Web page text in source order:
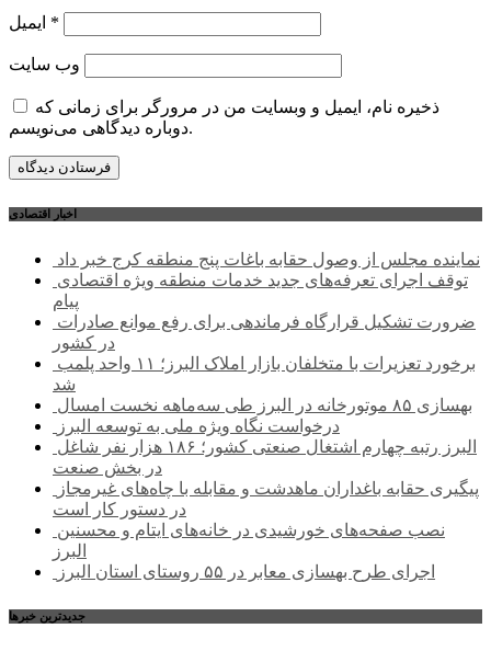
*
وب‌ سایت
ذخیره نام، ایمیل و وبسایت من در مرورگر برای زمانی که
دوباره دیدگاهی می‌نویسم.
اخبار اقتصادی
نماینده مجلس از وصول حقابه باغات پنج منطقه کرج خبر داد
پیام
در کشور
شد
بهسازی ۸۵ موتورخانه در البرز طی سه‌ماهه نخست امسال
درخواست نگاه ویژه ملی به توسعه البرز
در بخش صنعت
در دستور کار است
البرز
اجرای طرح بهسازی معابر در ۵۵ روستای استان البرز
جديدترين خبرها